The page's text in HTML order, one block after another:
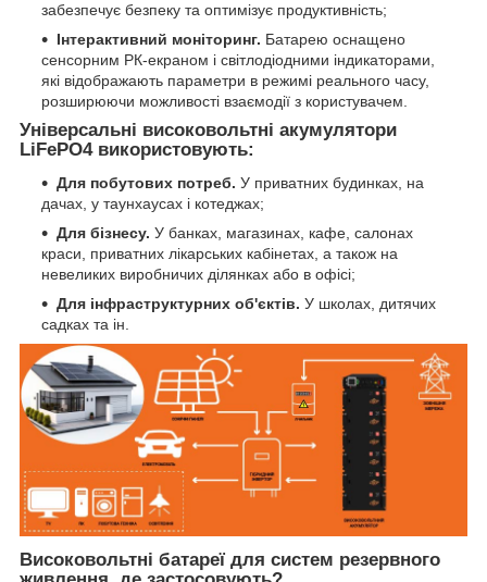
забезпечує безпеку та оптимізує продуктивність;
Інтерактивний моніторинг. Батарею оснащено
сенсорним РК-екраном і світлодіодними індикаторами,
які відображають параметри в режимі реального часу,
розширюючи можливості взаємодії з користувачем.
Універсальні високовольтні акумулятори
LiFePO4 використовують:
Для побутових потреб. У приватних будинках, на
дачах, у таунхаусах і котеджах;
Для бізнесу. У банках, магазинах, кафе, салонах
краси, приватних лікарських кабінетах, а також на
невеликих виробничих ділянках або в офісі;
Для інфраструктурних об'єктів. У школах, дитячих
садках та ін.
Високовольтні батареї для систем резервного